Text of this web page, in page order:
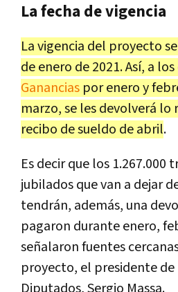
La fecha de vigencia
La vigencia del proyecto
de enero de 2021. Así, a
Ganancias por enero y
marzo, se les devolverá lo
recibo de sueldo de abril.
Es decir que los 1.267.000
jubilados que van a dejar
tendrán, además, una
pagaron durante enero,
señalaron fuentes
proyecto, el presidente de
Diputados, Sergio Massa.